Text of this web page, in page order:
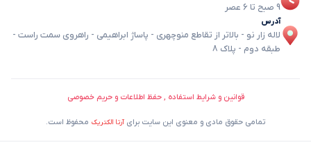
9 صبح تا 6 عصر
آدرس
لاله زار نو - بالاتر از تقاطع منوچهری - پاساژ ابراهیمی - راهروی سمت راست -
طبقه دوم - پلاک 8
قوانین و شرایط استفاده , حفظ اطلاعات و حریم خصوصی
تمامی حقوق مادی و معنوی این سایت برای آرتا الکتریک محفوظ است.